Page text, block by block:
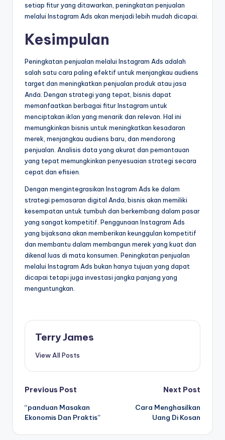
setiap fitur yang ditawarkan, peningkatan penjualan
melalui Instagram Ads akan menjadi lebih mudah dicapai.
Kesimpulan
Peningkatan penjualan melalui Instagram Ads adalah
salah satu cara paling efektif untuk menjangkau audiens
target dan meningkatkan penjualan produk atau jasa
Anda. Dengan strategi yang tepat, bisnis dapat
memanfaatkan berbagai fitur Instagram untuk
menciptakan iklan yang menarik dan relevan. Hal ini
memungkinkan bisnis untuk meningkatkan kesadaran
merek, menjangkau audiens baru, dan mendorong
penjualan. Analisis data yang akurat dan pemantauan
yang tepat memungkinkan penyesuaian strategi secara
cepat dan efisien.
Dengan mengintegrasikan Instagram Ads ke dalam
strategi pemasaran digital Anda, bisnis akan memiliki
kesempatan untuk tumbuh dan berkembang dalam pasar
yang sangat kompetitif. Penggunaan Instagram Ads
yang bijaksana akan memberikan keunggulan kompetitif
dan membantu dalam membangun merek yang kuat dan
dikenal luas di mata konsumen. Peningkatan penjualan
melalui Instagram Ads bukan hanya tujuan yang dapat
dicapai tetapi juga investasi jangka panjang yang
menguntungkan.
Terry James
View All Posts
Post
navigation
Previous Post
“panduan Masakan
Ekonomis Dan Praktis”
Next Post
Cara Menghasilkan
Uang Di Kosan